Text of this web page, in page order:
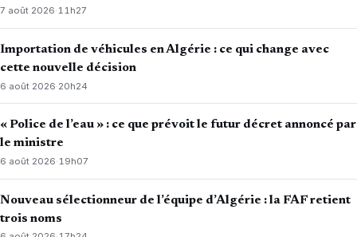
7 août 2026·11h27
Importation de véhicules en Algérie : ce qui change avec
cette nouvelle décision
6 août 2026·20h24
« Police de l’eau » : ce que prévoit le futur décret annoncé par
le ministre
6 août 2026·19h07
Nouveau sélectionneur de l’équipe d’Algérie : la FAF retient
trois noms